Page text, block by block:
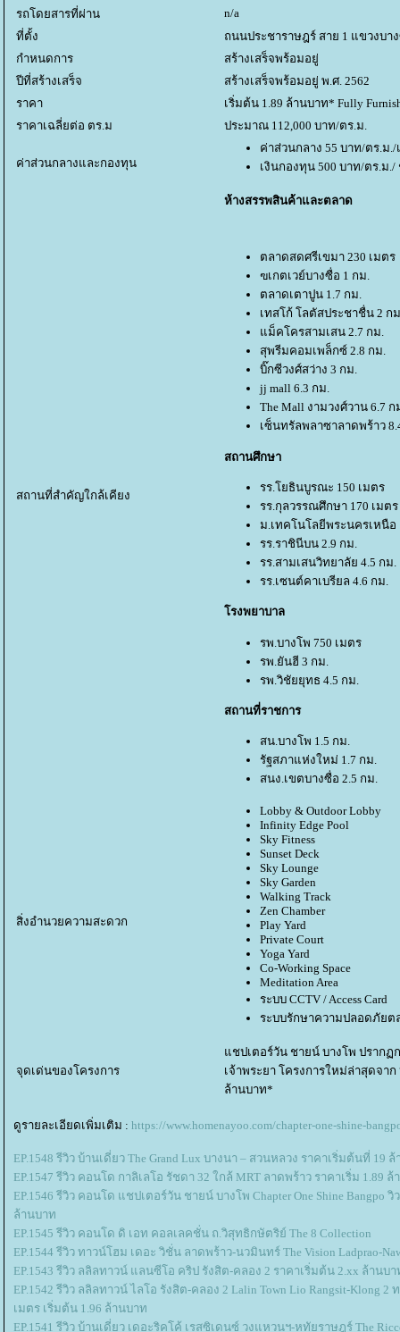
รถโดยสารที่ผ่าน
n/a
ที่ตั้ง
ถนนประชาราษฎร์ สาย 1 แขวงบา
กำหนดการ
สร้างเสร็จพร้อมอยู่
ปีที่สร้างเสร็จ
สร้างเสร็จพร้อมอยู่ พ.ศ. 2562
ราคา
เริ่มต้น 1.89 ล้านบาท* Fully
ราคาเฉลี่ยต่อ ตร.ม
ประมาณ 112,000 บาท/ตร.ม.
ค่าส่วนกลางและกองทุน
ค่าส่วนกลาง 55 บาท/ตร.ม./
เงินกองทุน 500 บาท/ตร.ม./
สถานที่สำคัญใกล้เคียง
ห้างสรรพสินค้าและตลาด
ตลาดสดศรีเขมา 230 เมตร
ฃเกตเวย์บางซื่อ 1 กม.
ตลาดเตาปูน 1.7 กม.
เทสโก้ โลตัสประชาชื่น 2 ก
ม็คโครสามเสน 2.7 กม.
สุพรีมคอมเพล็กซ์ 2.8 กม.
บิ๊กซีวงศ์สว่าง 3 กม.
jj mall 6.3 กม.
The Mall งามวงศ์วาน 6.7 ก
เซ็นทรัลพลาซาลาดพร้าว
สถานศึกษา
รร.โยธินบูรณะ 150 เมตร
รร.กุลวรรณศึกษา 170 เมตร
ม.เทคโนโลยีพระนครเหนือ
รร.ราชินีบน 2.9 กม.
รร.สามเสนวิทยาลัย 4.5 กม.
รร.เซนต์คาเบรียล 4.6 กม.
รงพยาบาล
รพ.บางโพ 750 เมตร
รพ.ยันฮี 3 กม.
รพ.วิชัยยุทธ 4.5 กม.
สถานที่ราชการ
สน.บางโพ 1.5 กม.
รัฐสภาแห่งใหม่ 1.7 กม.
สนง.เขตบางซื่อ 2.5 กม.
สิ่งอำนวยความสะดวก
Lobby & Outdoor Lobby
Infinity Edge Pool
Sky Fitness
Sunset Deck
Sky Lounge
Sky Garden
Walking Track
Zen Chamber
Play Yard
Private Court
Yoga Yard
Co-Working Space
Meditation Area
ระบบ CCTV / Access Card
ระบบรักษาความปลอดภัยต
จุดเด่นของโครงการ
ชปเตอร์วัน ชายน์ บางโพ ปราก
เจ้าพระยา โครงการใหม่ล่าสุดจาก
ล้านบาท*
ดูรายละเอียดเพิ่มเติม : https://www.homenayoo.com/chapter-one-shine-
EP.1548 รีวิว บ้านเดี่ยว The Grand Lux บางนา – สวนหลวง ราคาเริ่มต้นที่ 19
EP.1547 รีวิว คอนโด กาลิเลโอ รัชดา 32 ใกล้ MRT ลาดพร้าว ราคาเริ่ม 1.89 ล้
EP.1546 รีวิว คอนโด แชปเตอร์วัน ชายน์ บางโพ Chapter One Shine Bangpo
ล้านบาท
EP.1545 รีวิว คอนโด ดิ เอท คอลเลคชั่น ถ.วิสุทธิกษัตริย์ The 8 Collection
EP.1544 รีวิว ทาวน์โฮม เดอะ วิชั่น ลาดพร้าว-นวมินทร์ The Vision Ladprao-
EP.1543 รีวิว ลลิลทาวน์ แลนซีโอ คริป รังสิต-คลอง 2 ราคาเริ่มต้น 2.xx ล้านบา
EP.1542 รีวิว ลลิลทาวน์ ไลโอ รังสิต-คลอง 2 Lalin Town Lio Rangsit-Klong
เมตร เริ่มต้น 1.96 ล้านบาท
EP.1541 รีวิว บ้านเดี่ยว เดอะริคโค้ เรสซิเดนซ์ วงแหวนฯ-หทัยราษฎร์ The